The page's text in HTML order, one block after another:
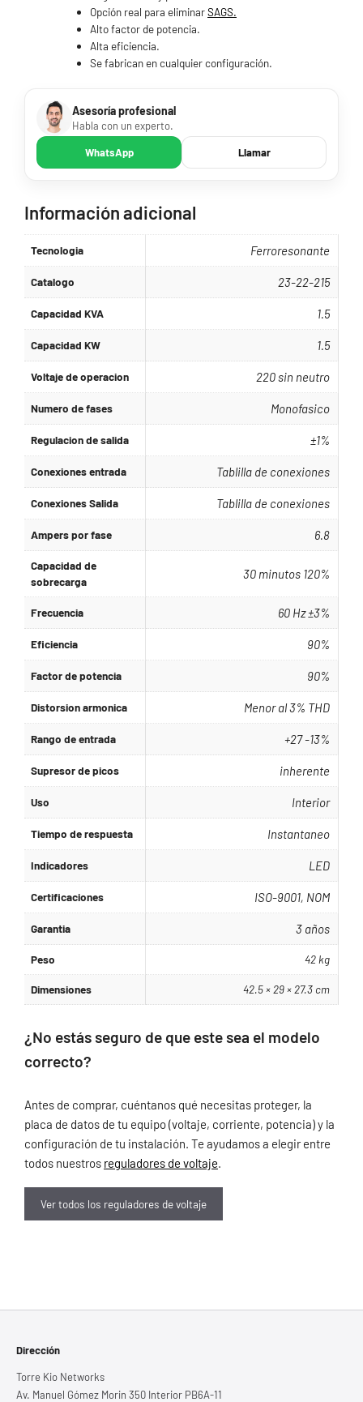
Opción real para eliminarSAGS.
Alto factor de potencia.
Alta eficiencia.
Se fabrican en cualquier configuración.
Asesoría profesional
Habla con un experto.
WhatsApp Llamar
Información adicional
Tecnologia Ferroresonante
Catalogo 23-22-215
Capacidad KVA 1.5
Capacidad KW 1.5
Voltaje de operacion 220 sin neutro
Numero de fases Monofasico
Regulacion de salida ±1%
Conexiones entrada Tablilla de conexiones
Conexiones Salida Tablilla de conexiones
Ampers por fase 6.8
Capacidad de
sobrecarga
30 minutos 120%
Frecuencia 60 Hz ±3%
Eficiencia 90%
Factor de potencia 90%
Distorsion armonica Menor al 3% THD
Rango de entrada +27 -13%
Supresor de picos inherente
Uso Interior
Tiempo de respuesta Instantaneo
Indicadores LED
Certificaciones ISO-9001, NOM
Garantia 3 años
Peso 42 kg
Dimensiones 42.5 × 29 × 27.3 cm
¿No estás seguro de que este sea el modelo
correcto?
Antes de comprar, cuéntanos qué necesitas proteger, la
placa de datos de tu equipo (voltaje, corriente, potencia) y la
configuración de tu instalación. Te ayudamos a elegir entre
todos nuestros reguladores de voltaje.
Ver todos los reguladores de voltaje
Dirección
Torre Kio Networks
Av. Manuel Gómez Morin 350 Interior PB6A-11